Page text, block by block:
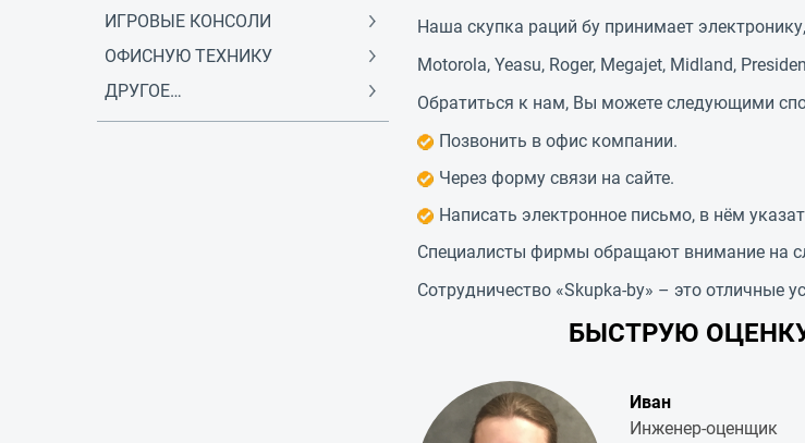
ИГРОВЫЕ КОНСОЛИ
ОФИСНУЮ ТЕХНИКУ
ДРУГОЕ…
Наша скупка раций бу принимает
Motorola, Yeasu, Roger, Megajet, Midland,
Обратиться к нам, Вы можете следующими
Позвонить в офис компании.
Через форму связи на сайте.
Написать электронное письмо, в нём
Специалисты фирмы обращают внимание на
Сотрудничество «Skupka-by» – это отличные
БЫСТРУЮ
Иван
Инженер-оценщик